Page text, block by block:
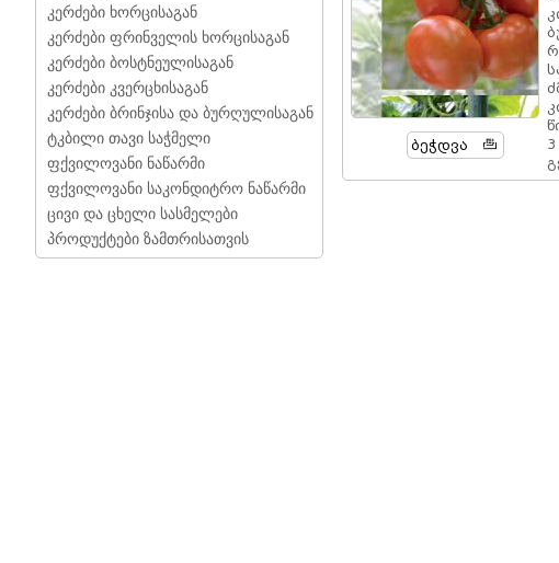
კერძები ხორცისაგან
კერძები ფრინველის ხორცისაგან
კერძები ბოსტნეულისაგან
კერძები კვერცხისაგან
კერძები ბრინჯისა და ბურღულისაგან
ტკბილი თავი საჭმელი
ფქვილოვანი ნაწარმი
ფქვილოვანი საკონდიტრო ნაწარმი
ცივი და ცხელი სასმელები
პროდუქტები ზამთრისათვის
Ბეჭდვა